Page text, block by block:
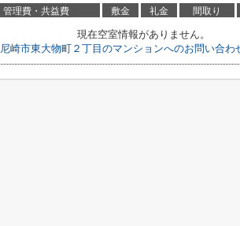
管理費・共益費 敷金 礼金 間取り
現在空室情報がありません。
尼崎市東大物町２丁目のマンションへのお問い合わ